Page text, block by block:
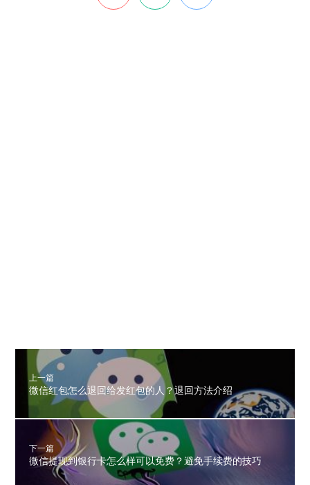
上一篇
微信红包怎么退回给发红包的人？退回方法介绍
下一篇
微信提现到银行卡怎么样可以免费？避免手续费的技巧